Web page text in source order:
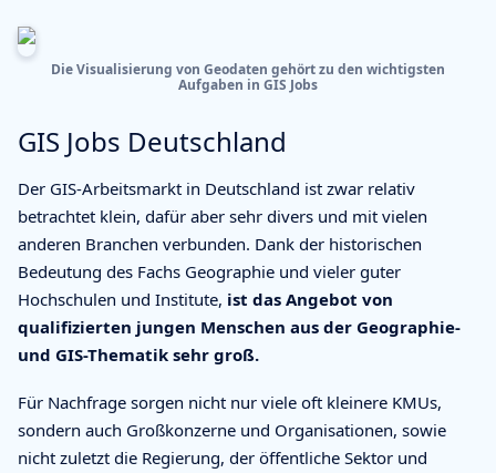
Die Visualisierung von Geodaten gehört zu den wichtigsten
Aufgaben in GIS Jobs
GIS Jobs Deutschland
Der GIS-Arbeitsmarkt in Deutschland ist zwar relativ
betrachtet klein, dafür aber sehr divers und mit vielen
anderen Branchen verbunden. Dank der historischen
Bedeutung des Fachs Geographie und vieler guter
Hochschulen und Institute, ist das Angebot von
qualifizierten jungen Menschen aus der Geographie-
und GIS-Thematik sehr groß.
Für Nachfrage sorgen nicht nur viele oft kleinere KMUs,
sondern auch Großkonzerne und Organisationen, sowie
nicht zuletzt die Regierung, der öffentliche Sektor und